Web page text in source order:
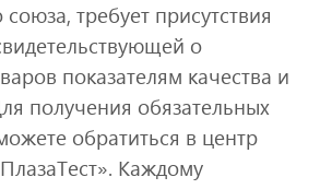
требует присутствия
о
показателям качества и
получения обязательных
обратиться в центр
Каждому